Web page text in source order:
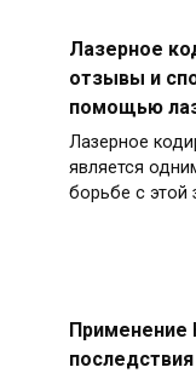
Лазерное
отзывы и
помощью
Лазерное
является
борьбе с этой
Применение